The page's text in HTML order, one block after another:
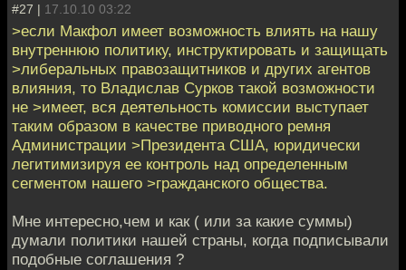
#27 | 17.10.10 03:22
>если Макфол имеет возможность влиять на нашу
внутреннюю политику, инструктировать и защищать
>либеральных правозащитников и других агентов
влияния, то Владислав Сурков такой возможности
не >имеет, вся деятельность комиссии выступает
таким образом в качестве приводного ремня
Администрации >Президента США, юридически
легитимизируя ее контроль над определенным
сегментом нашего >гражданского общества.
Мне интересно,чем и как ( или за какие суммы)
думали политики нашей страны, когда подписывали
подобные соглашения ?